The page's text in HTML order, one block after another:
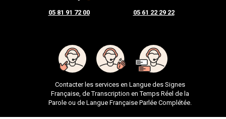
05 81 91 72 00 05 61 22 29 22
Contacter les services en Langue des Signes
Française, de Transcription en Temps Réel de la
Parole ou de Langue Française Parlée Complétée.